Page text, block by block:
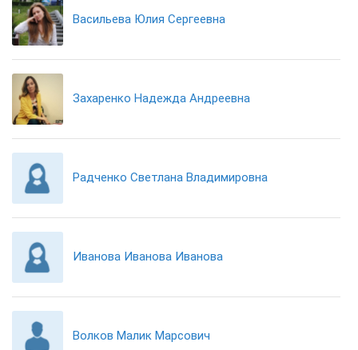
Васильева Юлия Сергеевна
Захаренко Надежда Андреевна
Радченко Светлана Владимировна
Иванова Иванова Иванова
Волков Малик Марсович